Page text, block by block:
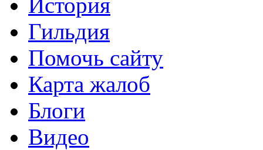
Гильдия
Помочь сайту
Карта жалоб
Блоги
Видео